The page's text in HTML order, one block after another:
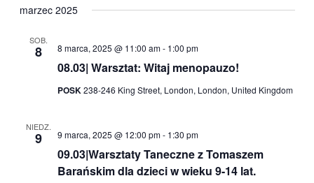
marzec 2025
SOB.
8
08.03| Warsztat: Witaj menopauzo!
8 marca, 2025 @ 11:00 am- 1:00 pm
POSK238-246 King Street, London, London, United Kingdom
NIEDZ.
9
09.03|Warsztaty Taneczne z Tomaszem
Barańskim dla dzieci w wieku 9-14 lat.
9 marca, 2025 @ 12:00 pm- 1:30 pm